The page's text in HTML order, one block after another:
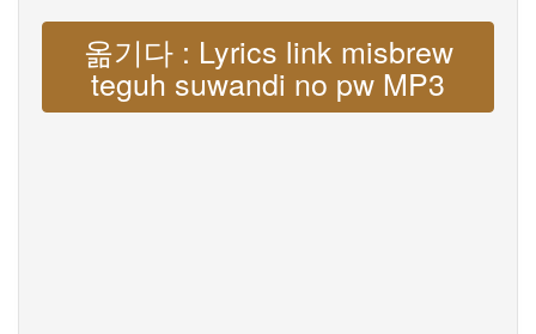
옮기다 : Lyrics link misbrew
teguh suwandi no pw MP3